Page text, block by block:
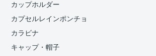
カップホルダー
カプセルレインポンチョ
カラビナ
キャップ・帽子